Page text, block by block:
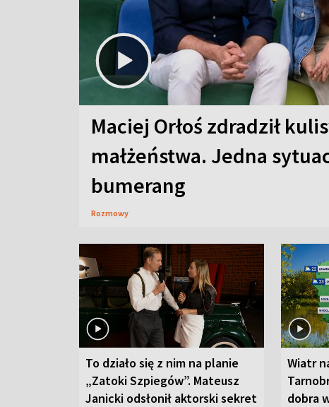
Maciej Orłoś zdradził
małżeństwa. Jedna
bumerang
Rozmowy
To działo się z nim na planie
„Zatoki Szpiegów”. Mateusz
Janicki odsłonił aktorski sekret
Wiatr
dobra